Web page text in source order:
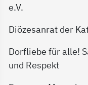
e.V.
Diözesanrat der
Dorfliebe für alle!
und Respekt